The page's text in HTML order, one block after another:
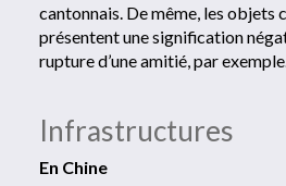
cantonnais. De même, les objets
présentent une signification
rupture d’une amitié, par exemple.
Infrastructures
En Chine